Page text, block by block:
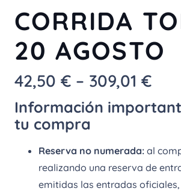
CORRIDA
20 AGOSTO
42,50 € – 309,01 €
Información
tu compra
Reserva no numerada: al
realizando una reserva de
emitidas las entradas